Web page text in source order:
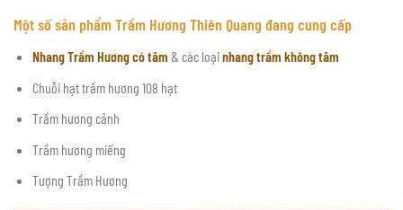
Một số sản phẩm Trầm Hương Thiên Quang đang cung cấp
Nhang Trầm Hương có tăm & các loạinhang trầm không tăm
Chuỗi hạt trầm hương 108 hạt
Trầm hương cảnh
Trầm hương miếng
Tượng Trầm Hương